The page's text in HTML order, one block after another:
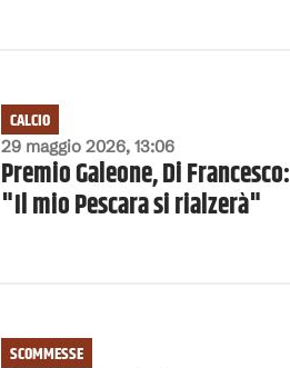
29 maggio 2026, 13:06
CALCIO
Premio Galeone, Di Francesco:
"Il mio Pescara si rialzerà"
SCOMMESSE